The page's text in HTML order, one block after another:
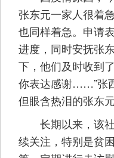
张东元一家人很着
也同样着急。申请
进度，同时安抚张
下，他们及时收到
你表达感谢……”张
但眼含热泪的张东
长期以来，该社
续关注，特别是贫